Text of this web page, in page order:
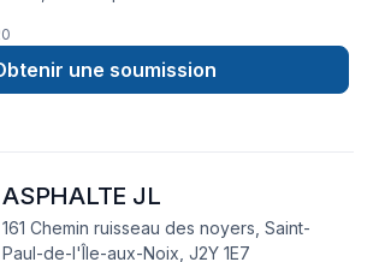
Clôture, Crépis, Cuisine, Démolition,
et rampe, Excavation, Fissures,
Muret, Patio, Pavage, Pavé uni,
vos attentes. Transformons ensemble
Contactez-nous dès maintenant.
une soumission
ASPHALTE JL
161 Chemin ruisseau des noyers, Saint-
Paul-de-l'Île-aux-Noix, J2Y 1E7